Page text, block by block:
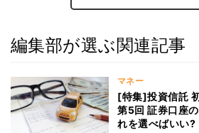
編集部が選ぶ関連記事
マネー
[特集]投資信託
第5回 証券口座
れを選べばいい?